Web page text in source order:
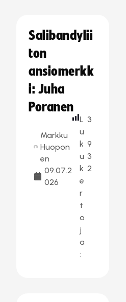
Salibandylii
ton
ansiomerkk
i: Juha
Poranen
Markku
Huopon
en
09.07.2
026
L
u
k
u
k
e
r
t
o
j
a
:
3
9
3
2